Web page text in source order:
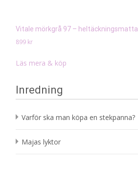
Vitale mörkgrå 97 – heltäckningsmatta
899 kr
Läs mera & köp
Inredning
Varför ska man köpa en stekpanna?
Majas lyktor